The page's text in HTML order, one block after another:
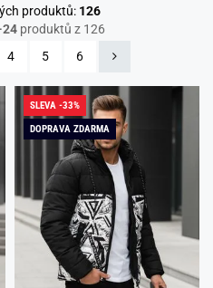
produktů: 126
24produktů z 126
4 5 6
SLEVA -33%
DOPRAVA ZDARMA